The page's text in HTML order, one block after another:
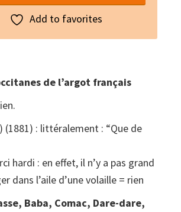
Add to favorites
de l’argot français
(1881) : littéralement : “Que de
hardi : en effet, il n’y a pas grand
dans l’aile d’une volaille = rien
Baba, Comac, Dare-dare,